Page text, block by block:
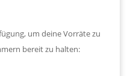
um deine Vorräte zu
bereit zu halten: